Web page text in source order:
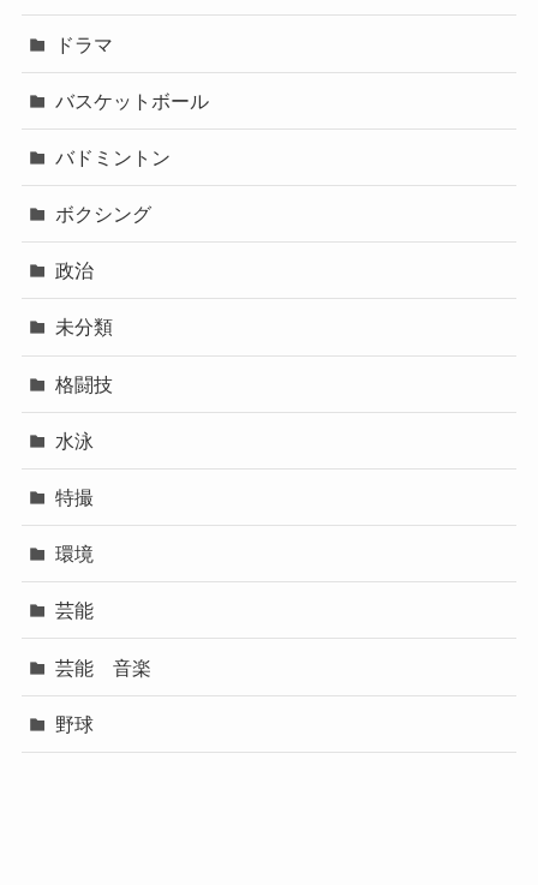
ドラマ
バスケットボール
バドミントン
ボクシング
政治
未分類
格闘技
水泳
特撮
環境
芸能
芸能 音楽
野球